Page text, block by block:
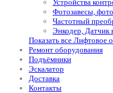
Устройства
Фотозавесы,
Частотный
Энкодер, Датчик
Показать все Лифтовое
Ремонт оборудования
Подъёмники
Эскалатор
Доставка
Контакты